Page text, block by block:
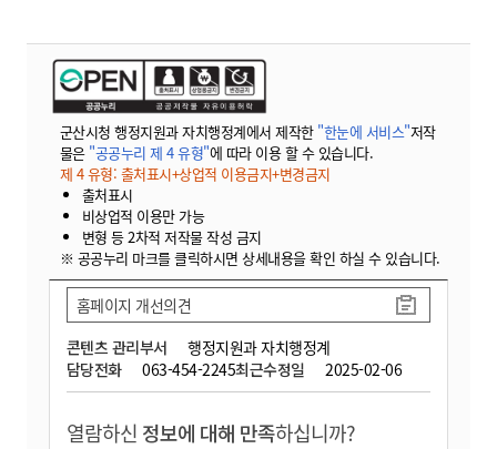
군산시청 행정지원과 자치행정계에서 제작한 "한눈에 서비스"저작
물은 "공공누리 제 4 유형"에 따라 이용 할 수 있습니다.
제 4 유형: 출처표시+상업적 이용금지+변경금지
출처표시
비상업적 이용만 가능
변형 등 2차적 저작물 작성 금지
※ 공공누리 마크를 클릭하시면 상세내용을 확인 하실 수 있습니다.
콘텐츠 관리부서
행정지원과 자치행정계
담당전화
063-454-2245최근수정일 2025-02-06
홈페이지 개선의견
열람하신 정보에 대해 만족하십니까?